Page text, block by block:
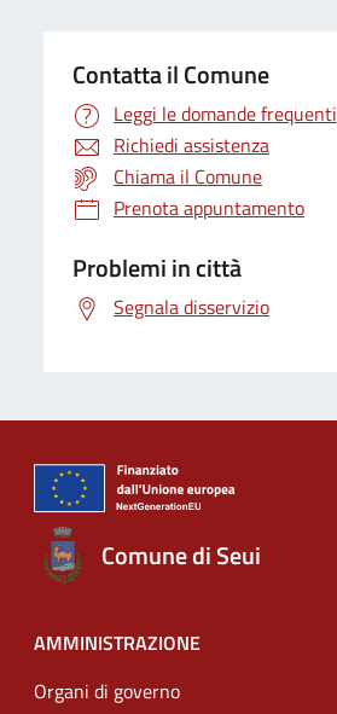
Contatta il Comune
Leggi le domande frequenti
Richiedi assistenza
Chiama il Comune
Prenota appuntamento
Problemi in città
Segnala disservizio
Comune di Seui
AMMINISTRAZIONE
Organi di governo